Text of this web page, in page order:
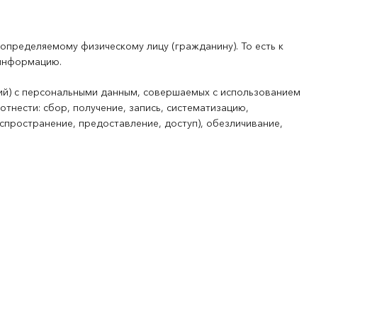
физическому лицу (гражданину). То есть к
с персональными данным, совершаемых с использованием
сбор, получение, запись, систематизацию,
предоставление, доступ), обезличивание,